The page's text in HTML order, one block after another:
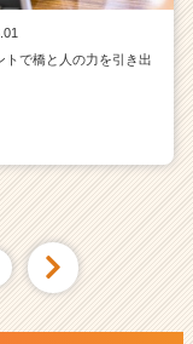
トで橋と人の力を引き出